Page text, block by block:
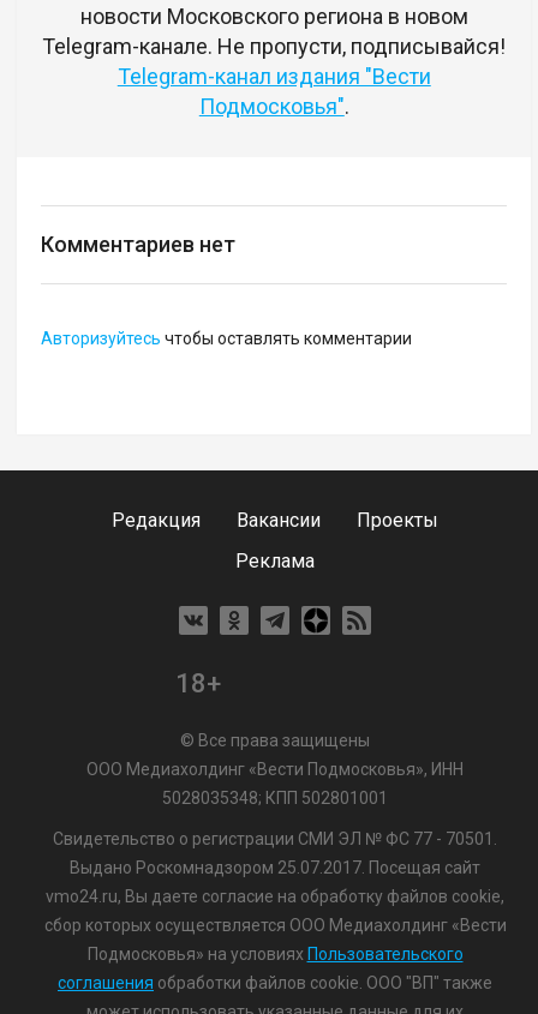
новости Московского региона в новом
Telegram-канале. Не пропусти, подписывайся!
Telegram-канал издания "Вести
Подмосковья".
Комментариев нет
Авторизуйтесь чтобы оставлять комментарии
Редакция Вакансии
Проекты
Реклама
18+
© Все права защищены
ООО Медиахолдинг «Вести Подмосковья», ИНН
5028035348; КПП 502801001
Свидетельство о регистрации СМИ ЭЛ № ФС 77 - 70501.
Выдано Роскомнадзором 25.07.2017. Посещая сайт
vmo24.ru, Вы даете согласие на обработку файлов cookie,
сбор которых осуществляется ООО Медиахолдинг «Вести
Подмосковья» на условиях Пользовательского
соглашения обработки файлов cookie. ООО "ВП" также